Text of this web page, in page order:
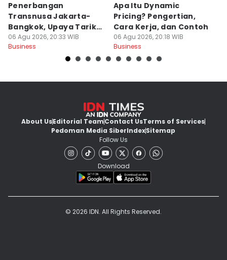
Penerbangan
Transnusa Jakarta-
Bangkok, Upaya Tarik
Wisatawan Muslim
06 Agu 2026, 20:33 WIB
Business
Apa Itu Dynamic
Pricing? Pengertian,
Cara Kerja, dan Contoh
06 Agu 2026, 20:18 WIB
Business
About UsEditorial TeamContact UsTerms of Services
Pedoman Media SiberIndexSitemap
Follow Us
Download
© 2026 IDN. All Rights Reserved.